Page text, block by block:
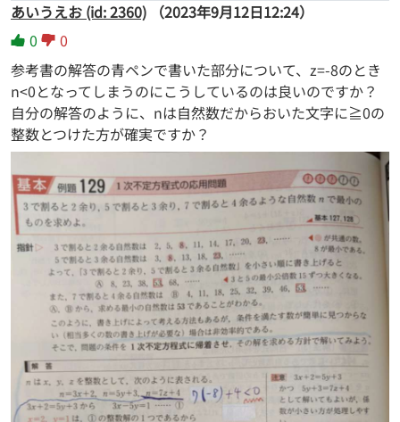
あいうえお (id: 2360)
（2023年9月12日12:24）
0
0
参考書の解答の青ペンで書いた部分について、z=-8のとき
n<0となってしまうのにこうしているのは良いのですか？
自分の解答のように、nは自然数だからおいた文字に≧0の
整数とつけた方が確実ですか？